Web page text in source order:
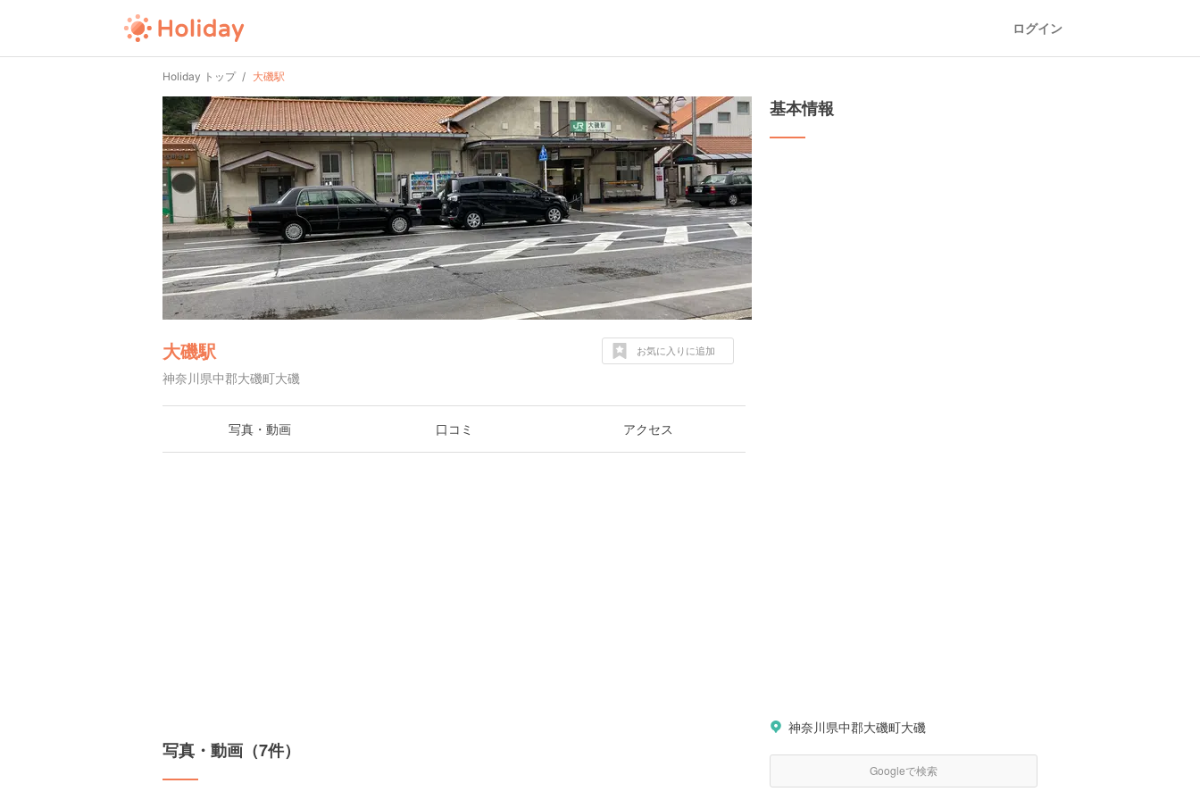
ログイン
Holiday トップ 大磯駅
大磯駅
神奈川県中郡大磯町大磯
お気に入りに追加
写真・動画 口コミ アクセス
写真・動画（7件）
基本情報
神奈川県中郡大磯町大磯
Googleで検索